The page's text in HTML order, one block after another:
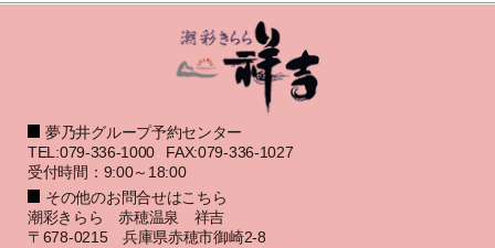
夢乃井グループ予約センター
TEL:079-336-1000
FAX:079-336-1027
受付時間：9:00～18:00
その他のお問合せはこちら
潮彩きらら 赤穂温泉 祥吉
〒678-0215 兵庫県赤穂市御崎2-8